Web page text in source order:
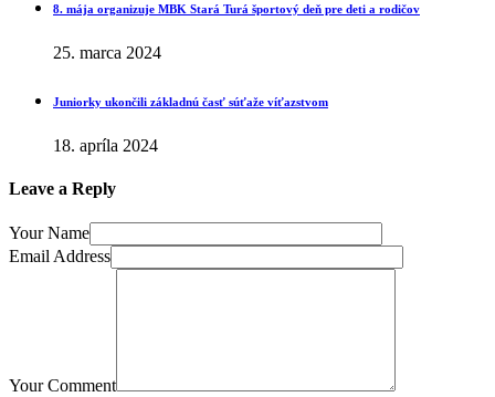
8. mája organizuje MBK Stará Turá športový deň pre deti a rodičov
25. marca 2024
Juniorky ukončili základnú časť súťaže víťazstvom
18. apríla 2024
Leave a Reply
Your Name
Email Address
Your Comment